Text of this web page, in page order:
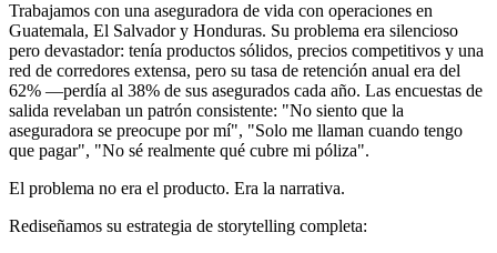
Trabajamos con una aseguradora de vida con operaciones en
Guatemala, El Salvador y Honduras. Su problema era silencioso
pero devastador: tenía productos sólidos, precios competitivos y una
red de corredores extensa, pero su tasa de retención anual era del
62% —perdía al 38% de sus asegurados cada año. Las encuestas de
salida revelaban un patrón consistente: "No siento que la
aseguradora se preocupe por mí", "Solo me llaman cuando tengo
que pagar", "No sé realmente qué cubre mi póliza".
El problema no era el producto. Era la narrativa.
Rediseñamos su estrategia de storytelling completa: